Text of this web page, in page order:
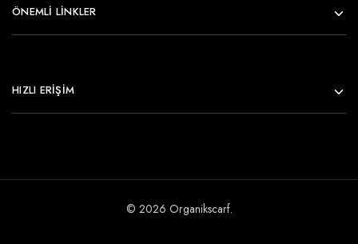
ÖNEMLI LINKLER
HIZLI ERİŞİM
© 2026 Organikscarf.